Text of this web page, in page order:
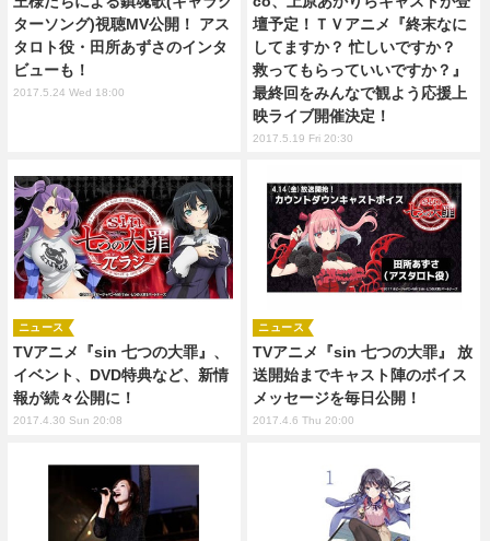
ターソング)視聴MV公開！ アス
タロト役・田所あずさのインタ
ビューも！
2017.5.24 Wed 18:00
壇予定！ＴＶアニメ『終末なに
してますか？ 忙しいですか？
救ってもらっていいですか？』
最終回をみんなで観よう応援上
映ライブ開催決定！
2017.5.19 Fri 20:30
TVアニメ『sin 七つの大罪』、
イベント、DVD特典など、新情
報が続々公開に！
ニュース
2017.4.30 Sun 20:08
TVアニメ『sin 七つの大罪』 放
送開始までキャスト陣のボイス
メッセージを毎日公開！
ニュース
2017.4.6 Thu 20:00